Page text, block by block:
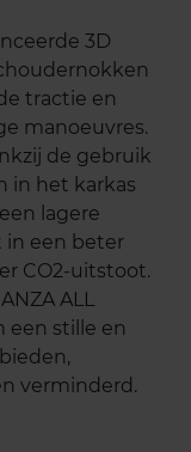
3D
tractie en
manoeuvres.
de gebruik
in het karkas
lagere
in een beter
CO2-uitstoot.
ALL
een stille en
verminderd.